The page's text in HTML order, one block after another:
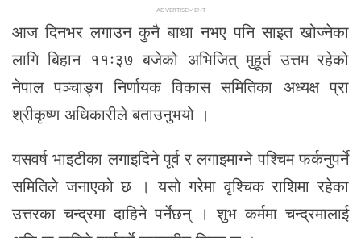
ADVERTISEMENT
आज दिनभर लगाउन कुनै बाधा नभए पनि साइत खोज्नेका
लागि बिहान ११ः३७ बजेको अभिजित् मुहूर्त उत्तम रहेको
नेपाल पञ्चाङ्ग निर्णायक विकास समितिका अध्यक्ष प्रा
श्रीकृष्ण अधिकारीले बताउनुभयो ।
यसवर्ष भाइटीका लगाइदिने पूर्व र लगाइमाग्ने पश्चिम फर्कनुपर्ने
समितिले जनाएको छ । यसो गरेमा वृश्चिक राशिमा रहेका
उत्तरका चन्द्रमा दाहिने पर्नेछन् । शुभ कर्ममा चन्द्रमालाई